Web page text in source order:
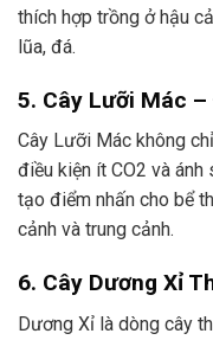
thích hợp trồng ở hậu
lũa, đá.
5. Cây Lưỡi Mác
Cây Lưỡi Mác không
điều kiện ít CO2 và ánh
tạo điểm nhấn cho bể
cảnh và trung cảnh.
6. Cây Dương Xỉ
Dương Xỉ là dòng cây